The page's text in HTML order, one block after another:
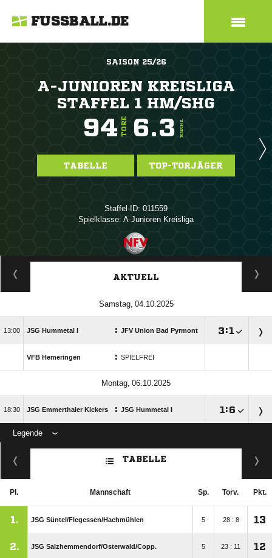
FUSSBALL.DE
SAISON 25/26
A-JUNIOREN KREISLIGA
STAFFEL 1 HM/SHG
94 TORE 6.3 TORE/SPIEL
TABELLE TOP-TORJÄGER
Staffel-ID: 011559
Spielklasse: A-Junioren Kreisliga
ANZEIGE
AKTUELL
 
 JSG Hummetal I : JFV Union Bad Pyrmont :
VFB Hemeringen : SPIELFREI
 
 JSG Emmerthaler Kickers : JSG Hummetal I  :
Legende
ANZEIGE
TABELLE
Pl. Mannschaft Sp. Torv. Pkt.
1. JSG Süntel/​Flegessen/​Hachmühlen 5 28 : 8 13
2. JSG Salzhemmendorf/​Osterwald/​Copp. 5 23 : 11 12